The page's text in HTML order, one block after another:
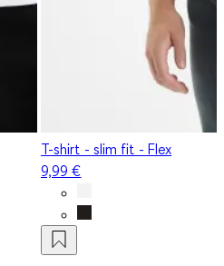
T-shirt - slim fit - Flex
9,99 €